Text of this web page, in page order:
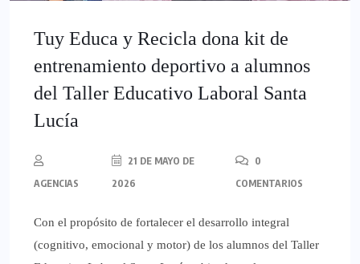
Tuy Educa y Recicla dona kit de
entrenamiento deportivo a alumnos
del Taller Educativo Laboral Santa
Lucía
AGENCIAS
21 DE MAYO DE
2026
0
COMENTARIOS
Con el propósito de fortalecer el desarrollo integral
(cognitivo, emocional y motor) de los alumnos del Taller